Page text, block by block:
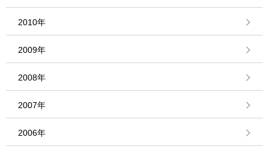
2010年
2009年
2008年
2007年
2006年